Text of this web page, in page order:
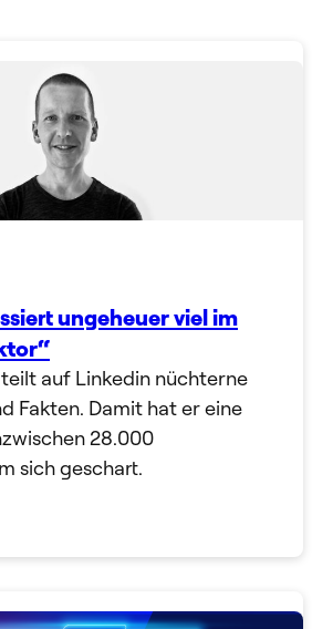
ungeheuer viel im
auf Linkedin nüchterne
Fakten. Damit hat er eine
28.000
sich geschart.